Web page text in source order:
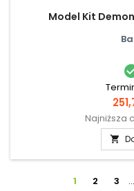
Model Kit
Najniższa

1 2 3 …